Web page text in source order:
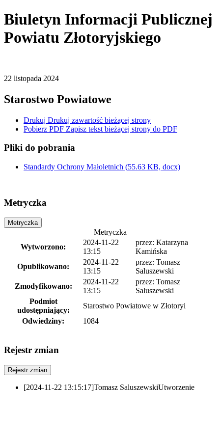
Biuletyn Informacji Publicznej
Powiatu Złotoryjskiego
22 listopada 2024
Starostwo Powiatowe
Drukuj Drukuj zawartość bieżącej strony
Pobierz PDF Zapisz tekst bieżącej strony do PDF
Pliki do pobrania
Standardy Ochrony Małoletnich (55.63 KB, docx)
Metryczka
Metryczka
Metryczka
Wytworzono:
2024-11-22
13:15
przez: Katarzyna
Kamińska
Opublikowano:
2024-11-22
13:15
przez: Tomasz
Saluszewski
Zmodyfikowano:
2024-11-22
13:15
przez: Tomasz
Saluszewski
Podmiot
udostępniający:
Starostwo Powiatowe w Złotoryi
Odwiedziny:
1084
Rejestr zmian
Rejestr zmian
[2024-11-22 13:15:17]Tomasz SaluszewskiUtworzenie